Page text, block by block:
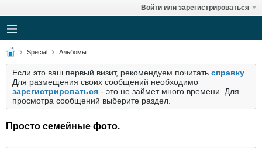
Войти или зарегистрироваться
Special Альбомы
Если это ваш первый визит, рекомендуем почитать справку
Для размещения своих сообщений необходимо
зарегистрироваться - это не займет много времени. Для
просмотра сообщений выберите раздел.
Просто семейные фото.